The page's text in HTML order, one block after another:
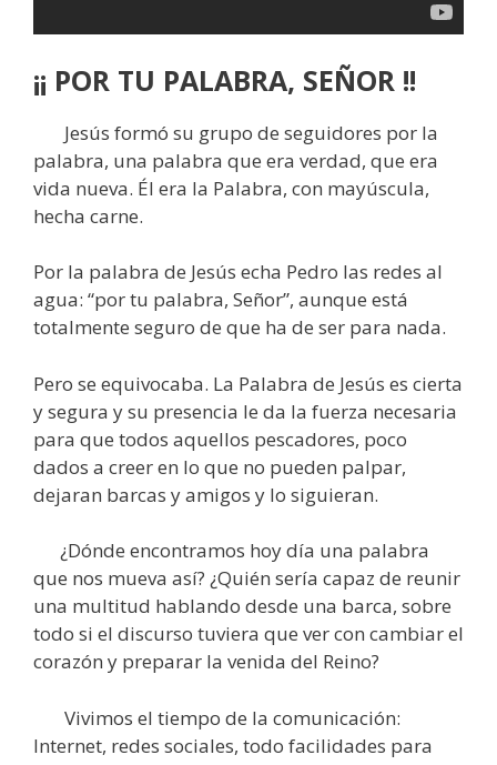
¡¡ POR TU PALABRA, SEÑOR !!
Jesús formó su grupo de seguidores por la
palabra, una palabra que era verdad, que era
vida nueva. Él era la Palabra, con mayúscula,
hecha carne.
Por la palabra de Jesús echa Pedro las redes al
agua: “por tu palabra, Señor”, aunque está
totalmente seguro de que ha de ser para nada.
Pero se equivocaba. La Palabra de Jesús es cierta
y segura y su presencia le da la fuerza necesaria
para que todos aquellos pescadores, poco
dados a creer en lo que no pueden palpar,
dejaran barcas y amigos y lo siguieran.
¿Dónde encontramos hoy día una palabra
que nos mueva así? ¿Quién sería capaz de reunir
una multitud hablando desde una barca, sobre
todo si el discurso tuviera que ver con cambiar el
corazón y preparar la venida del Reino?
Vivimos el tiempo de la comunicación:
Internet, redes sociales, todo facilidades para